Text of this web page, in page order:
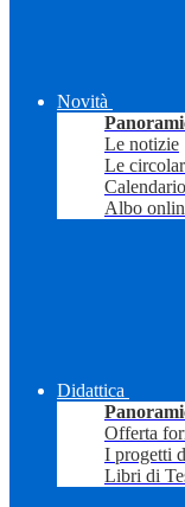
Novità
Le notizie
Le
Albo
Didattica
Offerta
I progetti
Libri di